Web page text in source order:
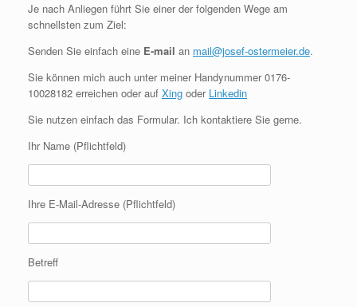
Je nach Anliegen führt Sie einer der folgenden Wege am
schnellsten zum Ziel:
Senden Sie einfach eine E-mail an mail@josef-ostermeier.de.
Sie können mich auch unter meiner Handynummer 0176-
10028182 erreichen oder auf Xing oder Linkedin
Sie nutzen einfach das Formular. Ich kontaktiere Sie gerne.
Ihr Name (Pflichtfeld)
Ihre E-Mail-Adresse (Pflichtfeld)
Betreff